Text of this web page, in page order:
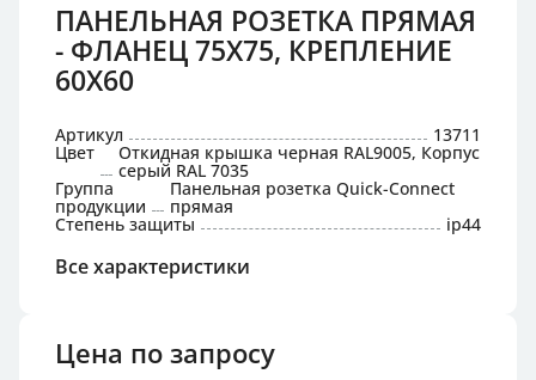
ПАНЕЛЬНАЯ РОЗЕТКА ПРЯМАЯ
- ФЛАНЕЦ 75X75, КРЕПЛЕНИЕ
60X60
Артикул 13711
Цвет Откидная крышка черная RAL9005, Корпус
серый RAL 7035
Группа
продукции
Панельная розетка Quick-Connect
прямая
Степень защиты ip44
Все характеристики
Цена по запросу